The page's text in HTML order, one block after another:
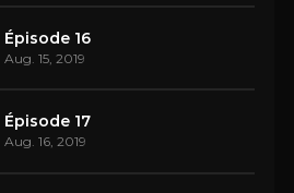
Épisode 16
Aug. 15, 2019
Épisode 17
Aug. 16, 2019